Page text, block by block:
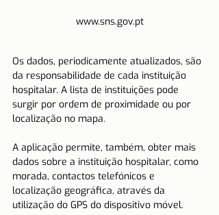
www.sns.gov.pt
Os dados, periodicamente atualizados, são
da responsabilidade de cada instituição
hospitalar. A lista de instituições pode
surgir por ordem de proximidade ou por
localização no mapa.
A aplicação permite, também, obter mais
dados sobre a instituição hospitalar, como
morada, contactos telefónicos e
localização geográfica, através da
utilização do GPS do dispositivo móvel.